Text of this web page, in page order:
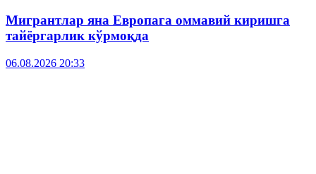
Мигрантлар яна Европага оммавий киришга
тайёргарлик кўрмоқда
06.08.2026 20:33